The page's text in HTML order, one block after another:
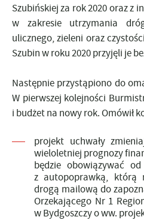
Szubińskiej za rok 2020 oraz z
w zakresie utrzymania
ulicznego, zieleni oraz
Szubin w roku 2020 przyjęli je
Następnie przystąpiono do
W pierwszej kolejności
i budżet na nowy rok. Omówił
projekt uchwały
wieloletniej prognozy
będzie obowiązywać
z autopoprawką, którą
drogą mailową do
Orzekającego Nr 1
w Bydgoszczy o ww.